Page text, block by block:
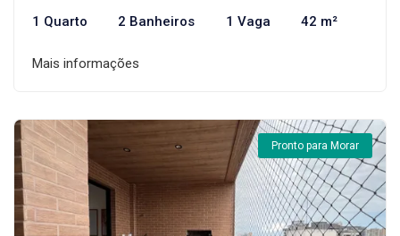
1 Quarto 2 Banheiros 1 Vaga 42 m²
Mais informações
Pronto para Morar